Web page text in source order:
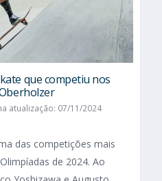
que competiu nos
atualização: 07/11/2024
das competições mais
de 2024. Ao